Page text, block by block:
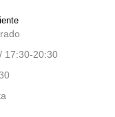
17:30-20:30